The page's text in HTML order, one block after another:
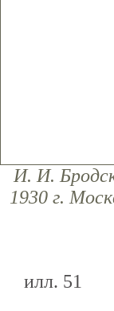
И. И.
1930 г.
илл. 51